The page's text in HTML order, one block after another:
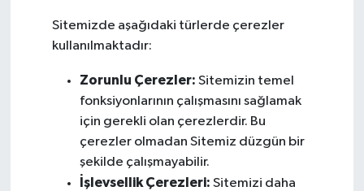
Sitemizde aşağıdaki türlerde çerezler
kullanılmaktadır:
Zorunlu Çerezler: Sitemizin temel
fonksiyonlarının çalışmasını sağlamak
için gerekli olan çerezlerdir. Bu
çerezler olmadan Sitemiz düzgün bir
şekilde çalışmayabilir.
İşlevsellik Çerezleri: Sitemizi daha